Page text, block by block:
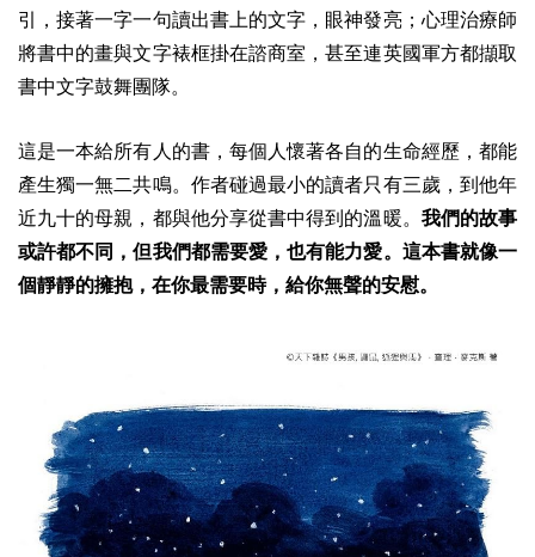
引，接著一字一句讀出書上的文字，眼神發亮；心理治療師
將書中的畫與文字裱框掛在諮商室，甚至連英國軍方都擷取
書中文字鼓舞團隊。
這是一本給所有人的書，每個人懷著各自的生命經歷，都能
產生獨一無二共鳴。作者碰過最小的讀者只有三歲，到他年
近九十的母親，都與他分享從書中得到的溫暖。 我們的故事
或許都不同，但我們都需要愛，也有能力愛。這本書就像一
個靜靜的擁抱，在你最需要時，給你無聲的安慰。